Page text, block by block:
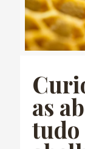
as
tudo